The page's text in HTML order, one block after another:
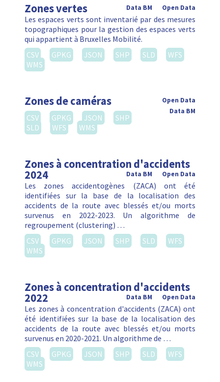
Zones vertes Open Data
Data BM
Les espaces verts sont inventarié par des mesures
topographiques pour la gestion des espaces verts
qui appartient à Bruxelles Mobilité.
CSV
GPKG JSON SHP SLD
WFS
WMS
Zones de caméras
Open Data
Data BM
CSV GPKG JSON
SHP
SLD
WFS WMS
Zones à concentration d'accidents
2024 Open Data
Data BM
Les zones accidentogènes (ZACA) ont été
identifiées sur la base de la localisation des
accidents de la route avec blessés et/ou morts
survenus en 2022-2023. Un algorithme de
regroupement (clustering) …
CSV
GPKG JSON SHP SLD
WFS
WMS
Zones à concentration d'accidents
2022 Open Data
Data BM
Les zones à concentration d'accidents (ZACA) ont
été identifiées sur la base de la localisation des
accidents de la route avec blessés et/ou morts
survenus en 2020-2021. Un algorithme de …
CSV
GPKG JSON SHP SLD
WFS
WMS